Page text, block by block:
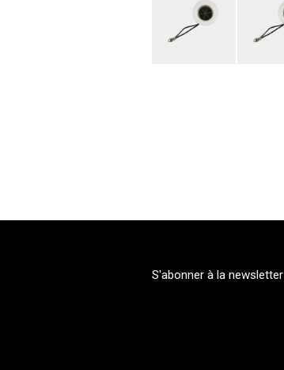
S'abonner à la newsletter